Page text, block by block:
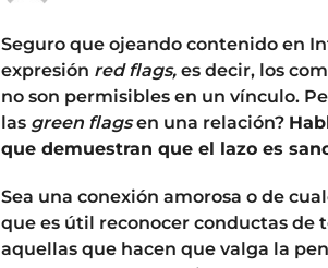
o
s
o
Seguro que ojeando contenido en
expresión red flags, es decir, los
no son permisibles en un vínculo.
las green flagsen una relación?
que demuestran que el lazo es
Sea una conexión amorosa o de
que es útil reconocer conductas de
aquellas que hacen que valga la